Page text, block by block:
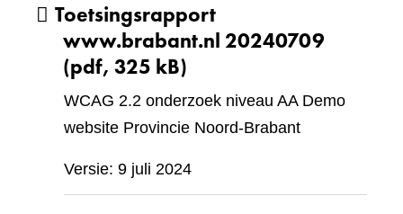
Toetsingsrapport
www.brabant.nl 20240709
(pdf, 325 kB)
WCAG 2.2 onderzoek niveau AA Demo
website Provincie Noord-Brabant
Versie: 9 juli 2024